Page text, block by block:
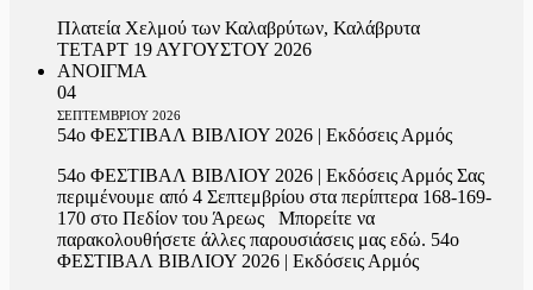
Πλατεία Χελμού των Καλαβρύτων, Καλάβρυτα
ΤΕΤΑΡΤ 19 ΑΥΓΟΥΣΤΟΥ 2026
ΑΝΟΙΓΜΑ
04
ΣΕΠΤΕΜΒΡΙΟΥ 2026
54ο ΦΕΣΤΙΒΑΛ ΒΙΒΛΙΟΥ 2026 | Εκδόσεις Αρμός
54ο ΦΕΣΤΙΒΑΛ ΒΙΒΛΙΟΥ 2026 | Εκδόσεις Αρμός Σας
περιμένουμε από 4 Σεπτεμβρίου στα περίπτερα 168-169-
170 στο Πεδίον του Άρεως Μπορείτε να
παρακολουθήσετε άλλες παρουσιάσεις μας εδώ. 54ο
ΦΕΣΤΙΒΑΛ ΒΙΒΛΙΟΥ 2026 | Εκδόσεις Αρμός